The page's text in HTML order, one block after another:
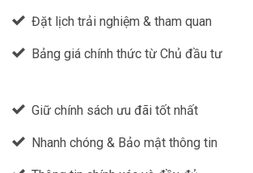
Đặt lịch trải nghiệm & tham quan
Bảng giá chính thức từ Chủ đầu tư
Giữ chính sách ưu đãi tốt nhất
Nhanh chóng & Bảo mật thông tin